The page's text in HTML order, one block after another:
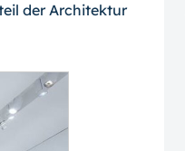
der Architektur